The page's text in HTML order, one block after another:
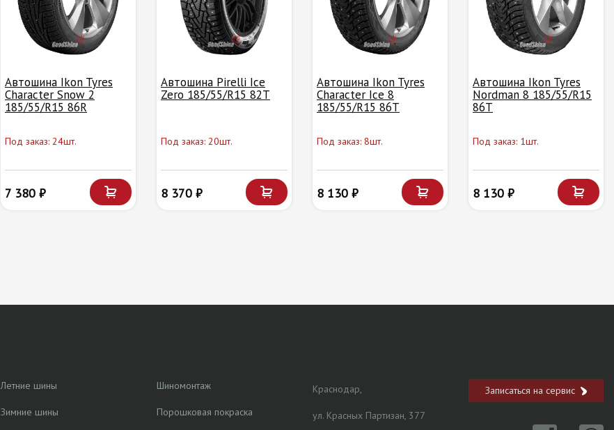
Автошина Ikon Tyres
Character Snow 2
185/55/R15 86R
Под заказ: 24шт.
7 380 ₽
Автошина Pirelli Ice
Zero 185/55/R15 82T
Под заказ: 20шт.
8 370 ₽
Автошина Ikon Tyres
Character Ice 8
185/55/R15 86T
Под заказ: 8шт.
8 130 ₽
Автошина Ikon Tyres
Nordman 8 185/55/R15
86T
Под заказ: 1шт.
8 130 ₽
Летние шины
Зимние шины
Шиномонтаж
Порошковая покраска
Краснодар,
ул. Красных Партизан, 377
Записаться на сервис